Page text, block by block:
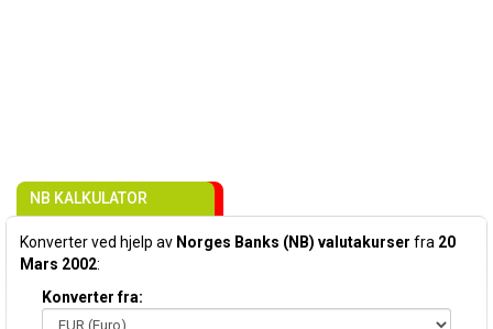
NB KALKULATOR
Konverter ved hjelp av Norges Banks (NB) valutakurser fra 20
Mars 2002:
Konverter fra: